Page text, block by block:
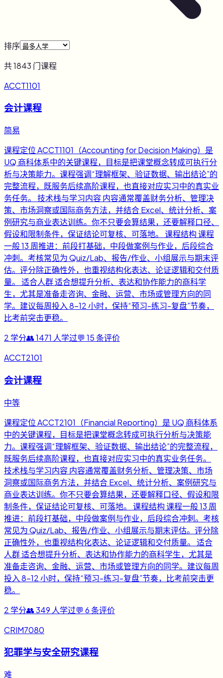
排序
共1843 门课程
ACCT1101
会计课程
简易
课程定位 ACCT1101（Accounting for Decision Making）是
UQ 商科体系中的关键课程，目标是把课堂概念转成可执行分
析与决策能力。课程强调“理解框架、验证数据、输出结论”的
完整流程，既服务后续高阶课程，也直接对应实习中的真实业
务任务。 技术栈与学习内容 内容通常覆盖财务分析、管理决
策、市场洞察或国际商务方法，并结合 Excel、统计分析、案
例研究与商业表达训练。你不只要会算结果，还要解释口径、
假设和限制条件，保证结论可复核、可落地。 课程结构 课程
一般 13 周推进：前段打基础，中段做案例与作业，后段综合
冲刺。考核常见为 Quiz/Lab、报告/作业、小组展示与期末评
估。评分除正确性外，也重视结构化表达、论证逻辑和交付质
量。 适合人群 适合想提升分析、表达和协作能力的商科学
生，尤其是准备走咨询、金融、运营、市场或管理方向的同
学。建议每周投入 8-12 小时，保持“预习-练习-复盘”节奏，
比考前突击更稳。
2 学分👥1471 人学过💬 15条评价
ACCT2101
会计课程
中等
课程定位 ACCT2101（Financial Reporting）是 UQ 商科体系
中的关键课程，目标是把课堂概念转成可执行分析与决策能
力。课程强调“理解框架、验证数据、输出结论”的完整流程，
既服务后续高阶课程，也直接对应实习中的真实业务任务。
技术栈与学习内容 内容通常覆盖财务分析、管理决策、市场
洞察或国际商务方法，并结合 Excel、统计分析、案例研究与
商业表达训练。你不只要会算结果，还要解释口径、假设和限
制条件，保证结论可复核、可落地。 课程结构 课程一般 13 周
推进：前段打基础，中段做案例与作业，后段综合冲刺。考核
常见为 Quiz/Lab、报告/作业、小组展示与期末评估。评分除
正确性外，也重视结构化表达、论证逻辑和交付质量。 适合
人群 适合想提升分析、表达和协作能力的商科学生，尤其是
准备走咨询、金融、运营、市场或管理方向的同学。建议每周
投入 8-12 小时，保持“预习-练习-复盘”节奏，比考前突击更
稳。
2 学分👥349 人学过💬 6条评价
CRIM7080
犯罪学与安全研究课程
难